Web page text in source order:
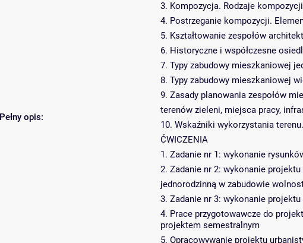
Pełny opis:
3. Kompozycja. Rodzaje kompozycji
4. Postrzeganie kompozycji.
5. Kształtowanie zespołów
6. Historyczne i współczesne
7. Typy zabudowy mieszkaniowej
8. Typy zabudowy mieszkaniowej
9. Zasady planowania zespołów
terenów zieleni, miejsca pracy,
10. Wskaźniki wykorzystania
ĆWICZENIA
1. Zadanie nr 1: wykonanie
2. Zadanie nr 2: wykonanie
jednorodzinną w zabudowie
3. Zadanie nr 3: wykonanie
4. Prace przygotowawcze do
projektem semestralnym
5. Opracowywanie projektu